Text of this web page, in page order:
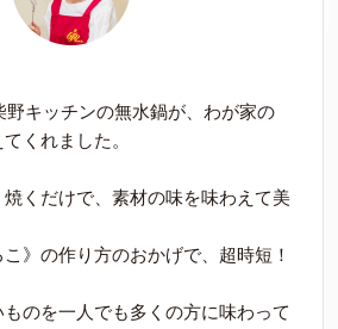
野キッチンの無水鍋が、わが家の
くれました。
くだけで、素材の味を味わえて美
》の作り方のおかげで、超時短！
のを一人でも多くの方に味わって